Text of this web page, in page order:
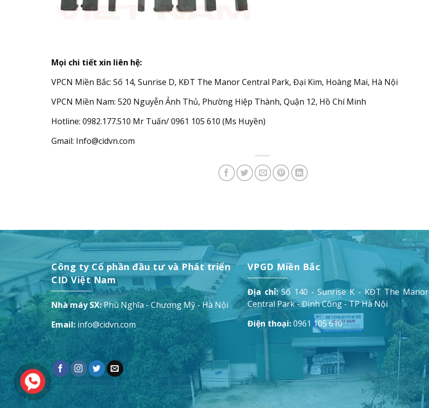
Mọi chi tiết xin liên hệ:
VPCN Miền Bắc: Số 14, Sunrise D, KĐT The Manor Central Park, Đại Kim, Hoàng Mai, Hà Nội
VPCN Miền Nam: 520 Nguyễn Ảnh Thủ, Phường Hiệp Thành, Quận 12, Hồ Chí Minh
Hotline: 0982.177.510 Mr Tuấn/ 0961 105 610 (Ms Huyền)
Gmail: Info@cidvn.com
Công ty Cổ phần đầu tư và Phát triển
CID Việt Nam
Nhà máy SX:Phú Nghĩa - Chương Mỹ - Hà Nội
Email:info@cidvn.com
VPGD Miền Bắc
Địa chỉ:Số 140 - Sunrise K - KĐT The Manor
Central Park - Định Công - TP Hà Nội
Điện thoại:0961 105 610